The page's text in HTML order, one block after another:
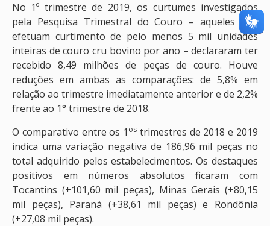
No 1º trimestre de 2019, os curtumes investigados
pela Pesquisa Trimestral do Couro – aqueles que
efetuam curtimento de pelo menos 5 mil unidades
inteiras de couro cru bovino por ano – declararam ter
recebido 8,49 milhões de peças de couro. Houve
reduções em ambas as comparações: de 5,8% em
relação ao trimestre imediatamente anterior e de 2,2%
frente ao 1° trimestre de 2018.
O comparativo entre os 1 os trimestres de 2018 e 2019
indica uma variação negativa de 186,96 mil peças no
total adquirido pelos estabelecimentos. Os destaques
positivos em números absolutos ficaram com
Tocantins (+101,60 mil peças), Minas Gerais (+80,15
mil peças), Paraná (+38,61 mil peças) e Rondônia
(+27,08 mil peças).